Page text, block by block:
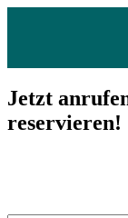
Jetzt
reservieren!